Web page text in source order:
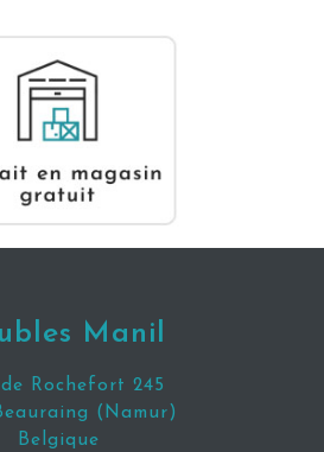
Manil
de Rochefort 245
(Namur)
Belgique